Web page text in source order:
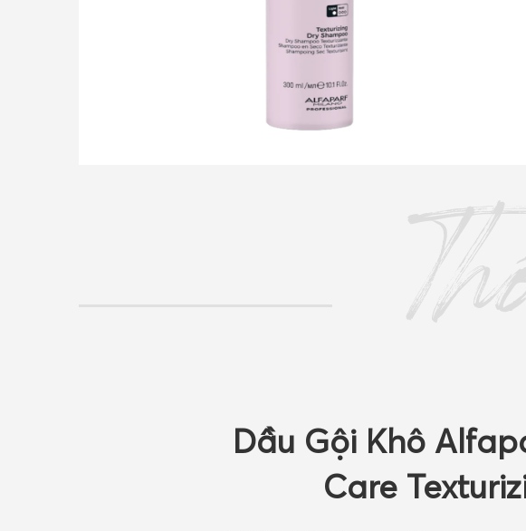
Dầu Gội Khô
Care